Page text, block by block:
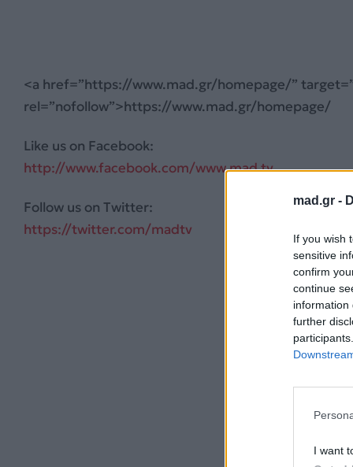
mad.gr -
If you wish
sensitive
confirm
continue
information
further
I want
<a href=”https://www.mad.gr/homepage/”
rel=”nofollow”>https://www.mad.gr/homepage/
Like us on Facebook:
http://www.facebook.com/www.mad.tv
Follow us on Twitter:
https://twitter.com/madtv